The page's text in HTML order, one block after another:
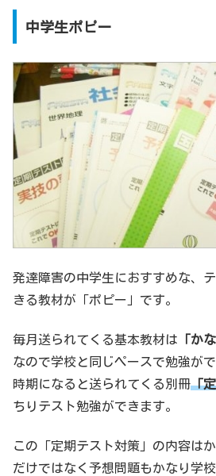
中学生ポピー
発達障害の中学生におすすめな、
きる教材が「ポピー」です。
毎月送られてくる基本教材は 「か
なので学校と同じペースで勉強が
時期になると送られてくる別冊「
ちりテスト勉強ができます。
この「定期テスト対策」の内容は
だけではなく予想問題もかなり学